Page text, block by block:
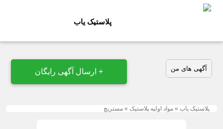
پلاستیک یاب
آگهی های من + ارسال آگهی رایگان
پلاستیک یاب » مواد اولیه پلاستیک » مستربچ